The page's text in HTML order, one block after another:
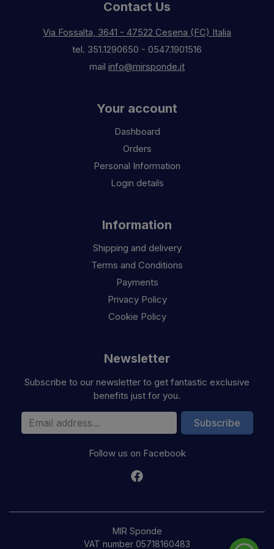
Contact Us
Via Fossalta, 3641 - 47522 Cesena (FC) Italia
tel. 351.1290650 - 0547.1901516
mail info@mirsponde.it
Your account
Dashboard
Orders
Personal Information
Login details
Information
Shipping and delivery
Terms and Conditions
Payments
Privacy Policy
Cookie Policy
Newsletter
Subscribe to our newsletter to get fantastic exclusive
benefits just for you.
Email Address Subscribe
Follow us on Facebook
MIR Sponde
VAT number 05718160483